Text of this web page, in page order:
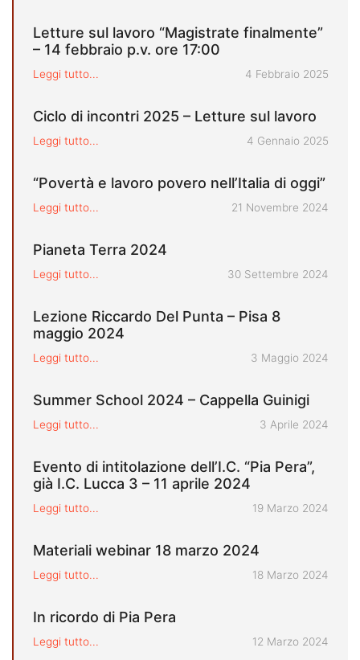
Letture sul lavoro “Magistrate finalmente”
– 14 febbraio p.v. ore 17:00
Leggi tutto... Pubblicato il
4 Febbraio 2025
Ciclo di incontri 2025 – Letture sul lavoro
Leggi tutto... Pubblicato il
4 Gennaio 2025
“Povertà e lavoro povero nell’Italia di oggi”
Leggi tutto... Pubblicato il
21 Novembre 2024
Pianeta Terra 2024
Leggi tutto... Pubblicato il
30 Settembre 2024
Lezione Riccardo Del Punta – Pisa 8
maggio 2024
Leggi tutto... Pubblicato il
3 Maggio 2024
Summer School 2024 – Cappella Guinigi
Leggi tutto... Pubblicato il
3 Aprile 2024
Evento di intitolazione dell’I.C. “Pia Pera”,
già I.C. Lucca 3 – 11 aprile 2024
Leggi tutto... Pubblicato il
19 Marzo 2024
Materiali webinar 18 marzo 2024
Leggi tutto... Pubblicato il
18 Marzo 2024
In ricordo di Pia Pera
Leggi tutto... Pubblicato il
12 Marzo 2024